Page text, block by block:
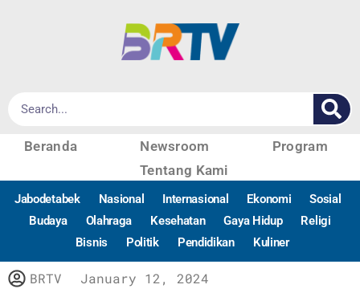
Beranda Newsroom
Program
Tentang Kami
Jabodetabek Nasional Internasional Ekonomi
Sosial
Budaya
Olahraga Kesehatan Gaya Hidup
Religi
Bisnis
Politik Pendidikan Kuliner
BRTV January 12, 2024